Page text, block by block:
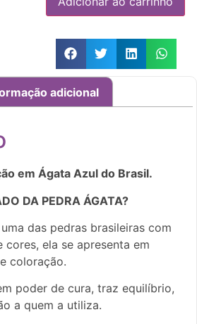
adicional
em Ágata Azul do Brasil.
DA PEDRA ÁGATA?
uma das pedras brasileiras com
cores, ela se apresenta em
coloração.
poder de cura, traz equilíbrio,
a quem a utiliza.